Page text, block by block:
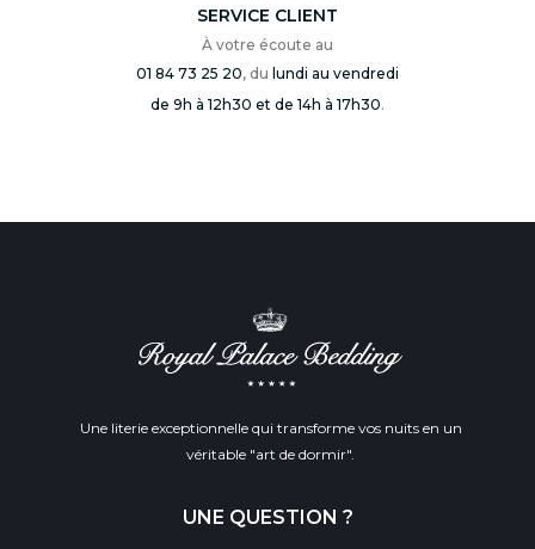
SERVICE CLIENT
À votre écoute au
01 84 73 25 20, du lundi au vendredi
de 9h à 12h30 et de 14h à 17h30.
Une literie exceptionnelle qui transforme vos nuits en un
véritable "art de dormir".
UNE QUESTION ?